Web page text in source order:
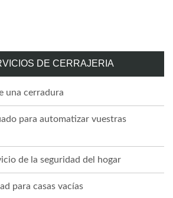
DE CERRAJERIA
una cerradura
para automatizar vuestras
de la seguridad del hogar
para casas vacías